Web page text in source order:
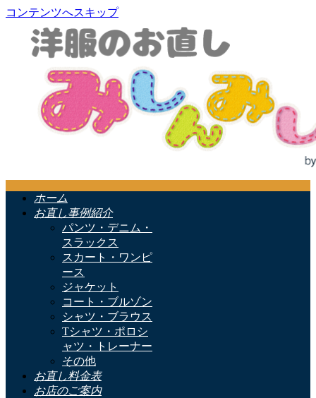
コンテンツへスキップ
ホーム
お直し事例紹介
パンツ・デニム・
スラックス
スカート・ワンピ
ース
ジャケット
コート・ブルゾン
シャツ・ブラウス
Tシャツ・ポロシ
ャツ・トレーナー
その他
お直し料金表
お店のご案内